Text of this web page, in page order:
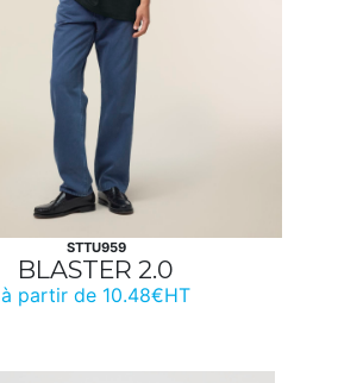
STTU959
BLASTER 2.0
à partir de 10.48€HT